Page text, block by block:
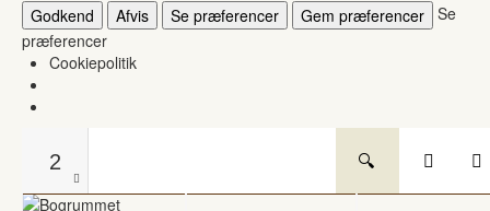
Godkend
Afvis Se præferencer Gem præferencer Se
præferencer
Cookiepolitik
2